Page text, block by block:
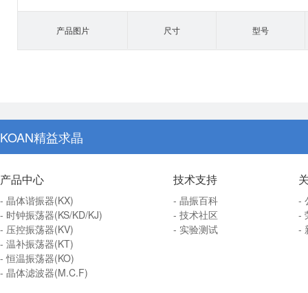
产品图片 尺寸 型号
KOAN精益求晶
产品中心
- 晶体谐振器(KX)
- 时钟振荡器(KS/KD/KJ)
- 压控振荡器(KV)
- 温补振荡器(KT)
- 恒温振荡器(KO)
- 晶体滤波器(M.C.F)
技术支持
- 晶振百科
- 技术社区
- 实验测试
-
-
-